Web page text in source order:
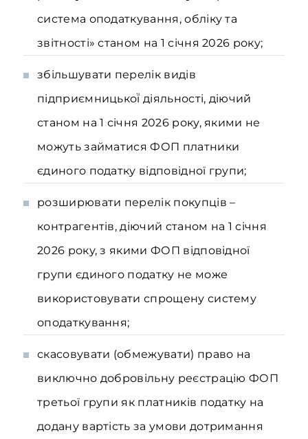
система оподаткування, обліку та
звітності» станом на 1 січня 2026 року;
збільшувати перелік видів
підприємницької̈ діяльності, діючий̆
станом на 1 січня 2026 року, якими не
можуть займатися ФОП платники
єдиного податку відповідної групи;
розширювати перелік покупців –
контрагентів, діючий станом на 1 січня
2026 року, з якими ФОП відповідної
групи єдиного податку не може
використовувати спрощену систему
оподаткування;
скасовувати (обмежувати) право на
виключно добровільну реєстрацію ФОП
третьої групи як платників податку на
додану вартість за умови дотримання